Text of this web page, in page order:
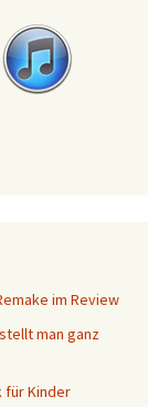
im Review
man ganz
für Kinder